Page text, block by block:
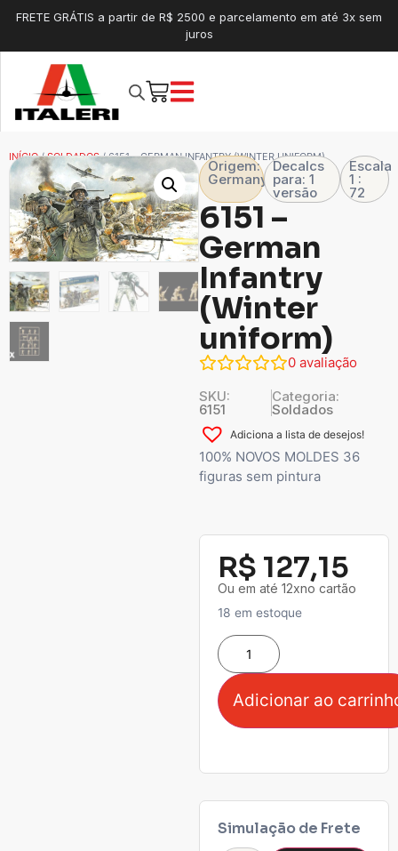
FRETE GRÁTIS a partir de R$ 2500 e parcelamento em até 3x sem
juros
INÍCIO/SOLDADOS/ 6151 – GERMAN INFANTRY (WINTER UNIFORM)
Origem:
Germany
Decalcs
para: 1
versão
Escala
1 :
72
6151 –
German
Infantry
(Winter
uniform)
0 avaliação
SKU:
6151
Categoria:
Soldados
Adiciona a lista de desejos!
100% NOVOS MOLDES 36
figuras sem pintura
R$ 127,15
Ou em até 12xno cartão
18 em estoque
Adicionar ao
Simulação de Frete